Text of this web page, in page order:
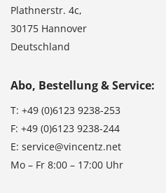
Plathnerstr. 4c,
30175 Hannover
Deutschland
Abo, Bestellung & Service:
T: +49 (0)6123 9238-253
F: +49 (0)6123 9238-244
E: service@vincentz.net
Mo – Fr 8:00 – 17:00 Uhr